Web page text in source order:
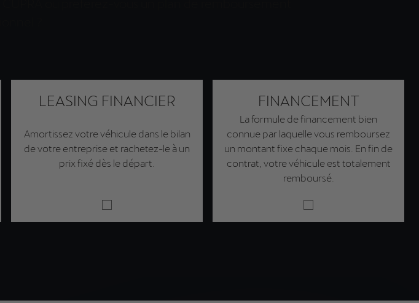
LEASING FINANCIER
Amortissez votre véhicule dans le bilan
de votre entreprise et rachetez-le à un
prix fixé dès le départ.
FINANCEMENT
La formule de financement bien
connue par laquelle vous remboursez
un montant fixe chaque mois. En fin de
contrat, votre véhicule est totalement
remboursé.